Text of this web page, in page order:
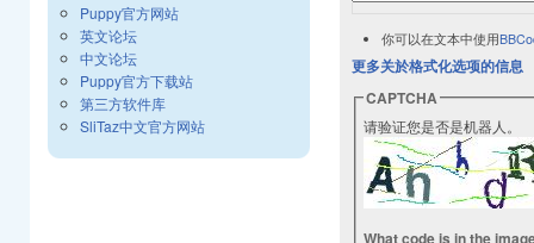
你可以在文本中使用
更多关於格式化选项的信息
CAPTCHA
请验证您是否是机器人。
Puppy官方网站
英文论坛
中文论坛
Puppy官方下载站
第三方软件库
SliTaz中文官方网站